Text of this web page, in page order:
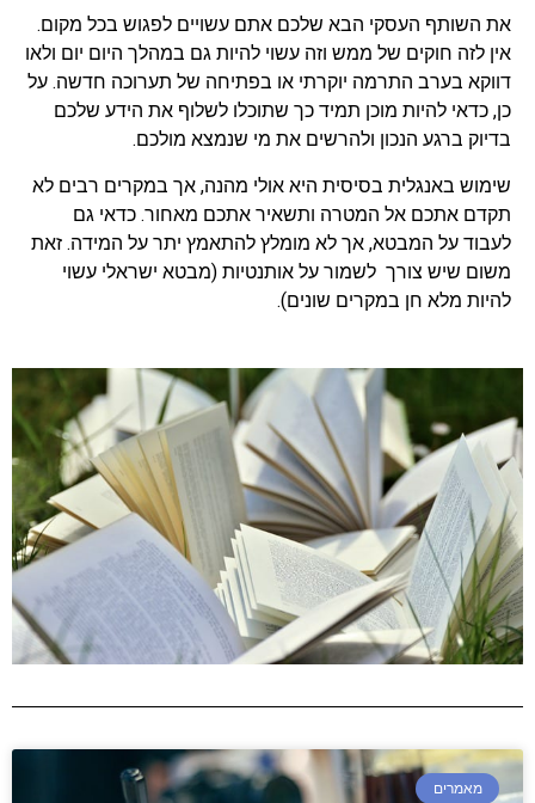
את השותף העסקי הבא שלכם אתם עשויים לפגוש בכל מקום.
אין לזה חוקים של ממש וזה עשוי להיות גם במהלך היום יום ולאו
דווקא בערב התרמה יוקרתי או בפתיחה של תערוכה חדשה. על
כן, כדאי להיות מוכן תמיד כך שתוכלו לשלוף את הידע שלכם
בדיוק ברגע הנכון ולהרשים את מי שנמצא מולכם.
שימוש באנגלית בסיסית היא אולי מהנה, אך במקרים רבים לא
תקדם אתכם אל המטרה ותשאיר אתכם מאחור. כדאי גם
לעבוד על המבטא, אך לא מומלץ להתאמץ יתר על המידה. זאת
משום שיש צורך לשמור על אותנטיות (מבטא ישראלי עשוי
להיות מלא חן במקרים שונים).
מאמרים